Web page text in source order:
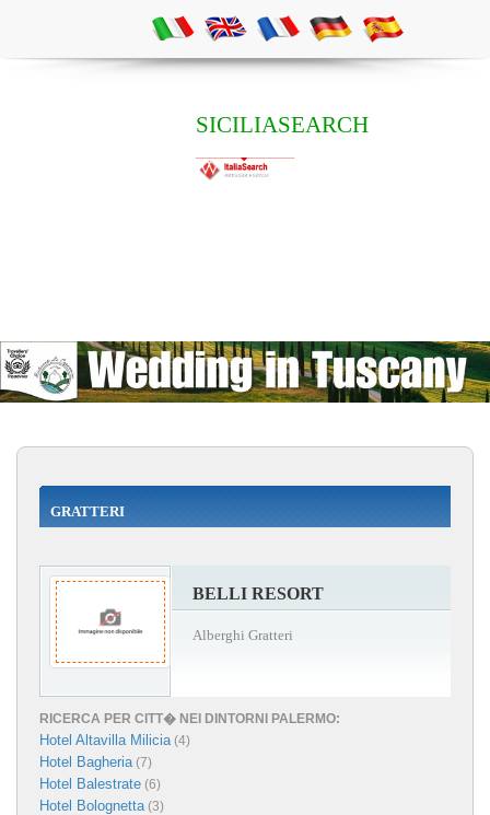
SICILIASEARCH
GRATTERI
BELLI RESORT
Alberghi Gratteri
RICERCA PER CITT� NEI DINTORNI PALERMO:
Hotel Altavilla Milicia(4)
Hotel Bagheria(7)
Hotel Balestrate (6)
Hotel Bolognetta(3)